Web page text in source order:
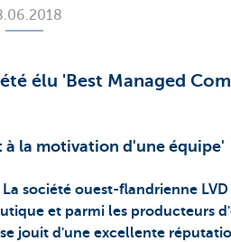
élu 'Best Managed
la motivation d'une équipe'
société ouest-flandrienne
et parmi les producteurs
jouit d'une excellente